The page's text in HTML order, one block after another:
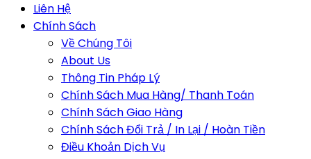
Liên Hệ
Chính Sách
Về Chúng Tôi
About Us
Thông Tin Pháp Lý
Chính Sách Mua Hàng/ Thanh Toán
Chính Sách Giao Hàng
Chính Sách Đổi Trả / In Lại / Hoàn Tiền
Điều Khoản Dịch Vụ